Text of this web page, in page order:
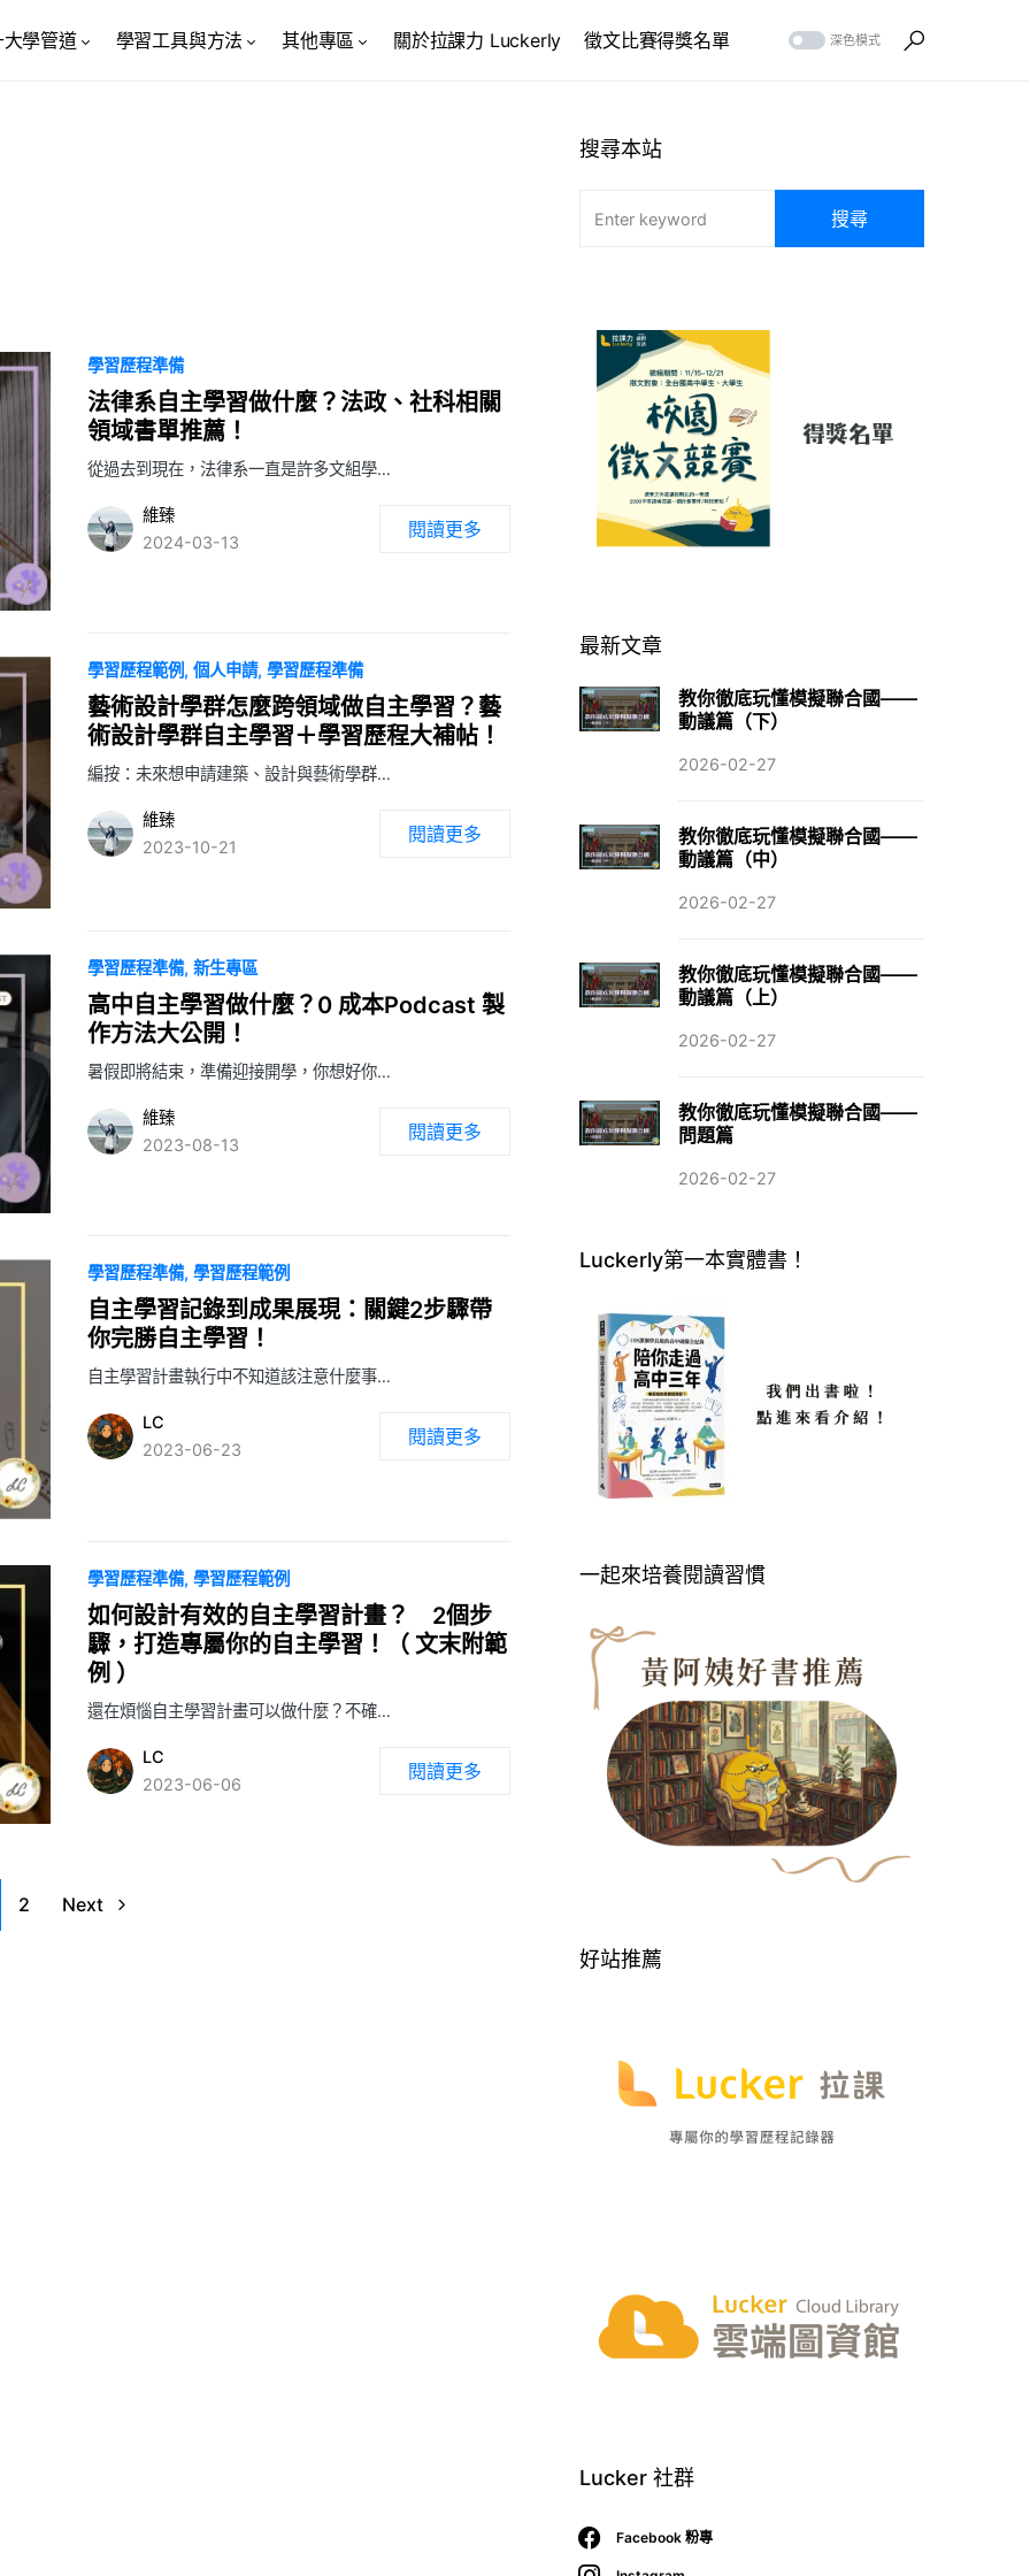
大學管道 學習工具與方法 其他專區 關於拉課力 Luckerly 徵文比賽得獎名單 深色模式
學習歷程準備
法律系自主學習做什麼？法政、社科相關
領域書單推薦！
從過去到現在，法律系一直是許多文組學…
維臻
2024-03-13
閱讀更多
學習歷程範例 個人申請 學習歷程準備
藝術設計學群怎麼跨領域做自主學習？藝
術設計學群自主學習＋學習歷程大補帖！
編按：未來想申請建築、設計與藝術學群…
維臻
2023-10-21
閱讀更多
學習歷程準備 新生專區
高中自主學習做什麼？0 成本Podcast 製
作方法大公開！
暑假即將結束，準備迎接開學，你想好你…
維臻
2023-08-13
閱讀更多
學習歷程準備 學習歷程範例
自主學習記錄到成果展現：關鍵2步驟帶
你完勝自主學習！
自主學習計畫執行中不知道該注意什麼事…
LC
2023-06-23
閱讀更多
學習歷程準備 學習歷程範例
如何設計有效的自主學習計畫？ 2個步
驟，打造專屬你的自主學習！（ 文末附範
例 ）
還在煩惱自主學習計畫可以做什麼？不確…
LC
2023-06-06
閱讀更多
2 Next
搜尋本站
搜尋
最新文章
教你徹底玩懂模擬聯合國——
動議篇（下）
2026-02-27
教你徹底玩懂模擬聯合國——
動議篇（中）
2026-02-27
教你徹底玩懂模擬聯合國——
動議篇（上）
2026-02-27
教你徹底玩懂模擬聯合國——
問題篇
2026-02-27
Luckerly第一本實體書！
一起來培養閱讀習慣
好站推薦
Lucker 社群
Facebook 粉專